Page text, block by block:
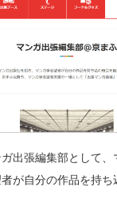
出張編集部として、
が自分の作品を持ち